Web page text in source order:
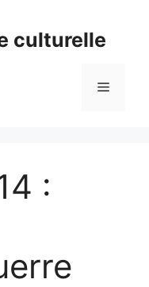
culturelle
Menu
: